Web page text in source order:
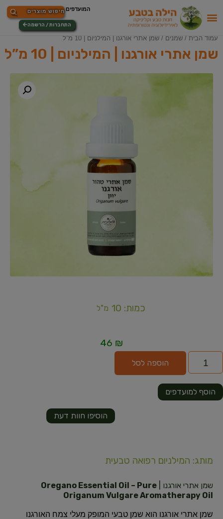
התחברות / הרשמה
עמוד הבית / שמנים / שמן אתרי אורגנו | המילניום | 10 מ”ל
שמן אתרי אורגנו | המילניום | 10 מ”ל
כמות: 10 מ"ל
46 ₪
הוספה לסל
הוסיפו חוות דעת
הוסף למועדפים
מותג: המילניום רפואה טבעית
שמן אתרי אורגנו | Oregano Essential Oil – Pure
Origanum Vulgare Aromatherapy Oil
שמן אתרי אורגנו הוא שמן טבעי המופק מעלי צמח האורגנו